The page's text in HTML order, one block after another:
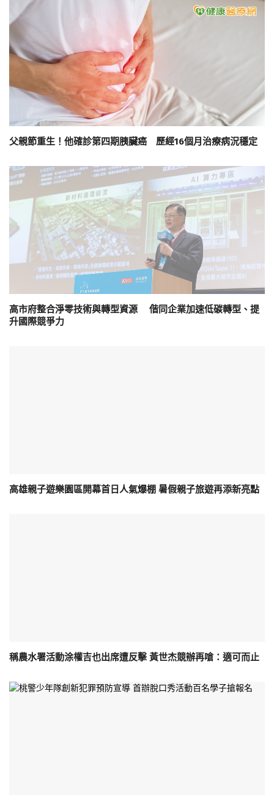
父親節重生！他確診第四期胰臟癌 歷經16個月治療病況穩定
高市府整合淨零技術與轉型資源 偕同企業加速低碳轉型、提
升國際競爭力
高雄親子遊樂園區開幕首日人氣爆棚 暑假親子旅遊再添新亮點
稱農水署活動涂權吉也出席遭反擊 黃世杰競辦再嗆：適可而止